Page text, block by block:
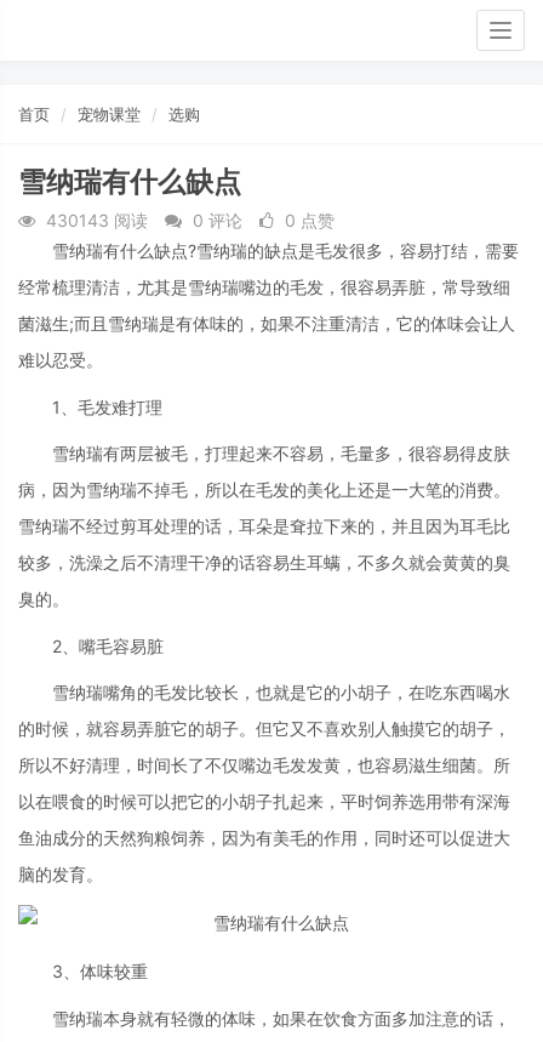
首页 宠物课堂 选购
雪纳瑞有什么缺点
430143 阅读 0 评论
0 点赞
雪纳瑞有什么缺点?雪纳瑞的缺点是毛发很多，容易打结，需要
经常梳理清洁，尤其是雪纳瑞嘴边的毛发，很容易弄脏，常导致细
菌滋生;而且雪纳瑞是有体味的，如果不注重清洁，它的体味会让人
难以忍受。
1、毛发难打理
雪纳瑞有两层被毛，打理起来不容易，毛量多，很容易得皮肤
病，因为雪纳瑞不掉毛，所以在毛发的美化上还是一大笔的消费。
雪纳瑞不经过剪耳处理的话，耳朵是耷拉下来的，并且因为耳毛比
较多，洗澡之后不清理干净的话容易生耳螨，不多久就会黄黄的臭
臭的。
2、嘴毛容易脏
雪纳瑞嘴角的毛发比较长，也就是它的小胡子，在吃东西喝水
的时候，就容易弄脏它的胡子。但它又不喜欢别人触摸它的胡子，
所以不好清理，时间长了不仅嘴边毛发发黄，也容易滋生细菌。所
以在喂食的时候可以把它的小胡子扎起来，平时饲养选用带有深海
鱼油成分的天然狗粮饲养，因为有美毛的作用，同时还可以促进大
脑的发育。
3、体味较重
雪纳瑞本身就有轻微的体味，如果在饮食方面多加注意的话，